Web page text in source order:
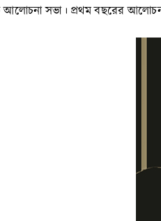
আলোচনা সভা। প্রথম বছরের